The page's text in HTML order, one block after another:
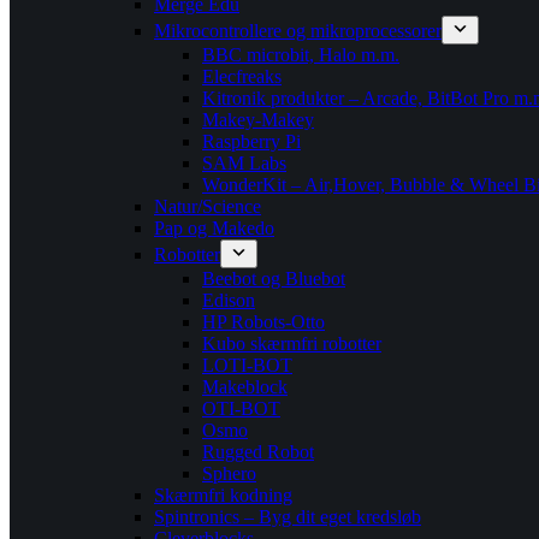
Merge Edu
Mikrocontrollere og mikroprocessorer
BBC microbit, Halo m.m.
Elecfreaks
Kitronik produkter – Arcade, BitBot Pro
Makey-Makey
Raspberry Pi
SAM Labs
WonderKit – Air,Hover, Bubble & Wheel
Natur/Science
Pap og Makedo
Robotter
Beebot og Bluebot
Edison
HP Robots-Otto
Kubo skærmfri robotter
LOTI-BOT
Makeblock
OTI-BOT
Osmo
Rugged Robot
Sphero
Skærmfri kodning
Spintronics – Byg dit eget kredsløb